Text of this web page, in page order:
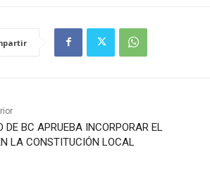
DE BC APRUEBA INCORPORAR EL
LA CONSTITUCIÓN LOCAL